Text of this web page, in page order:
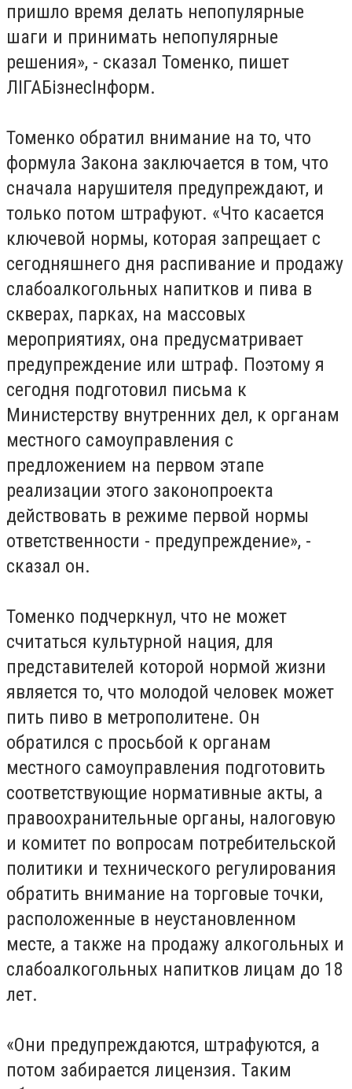
пришло время делать непопулярные
шаги и принимать непопулярные
решения», - сказал Томенко, пишет
ЛIГАБiзнесIнформ.
Томенко обратил внимание на то, что
формула Закона заключается в том, что
сначала нарушителя предупреждают, и
только потом штрафуют. «Что касается
ключевой нормы, которая запрещает с
сегодняшнего дня распивание и продажу
слабоалкогольных напитков и пива в
скверах, парках, на массовых
мероприятиях, она предусматривает
предупреждение или штраф. Поэтому я
сегодня подготовил письма к
Министерству внутренних дел, к органам
местного самоуправления с
предложением на первом этапе
реализации этого законопроекта
действовать в режиме первой нормы
ответственности - предупреждение», -
сказал он.
Томенко подчеркнул, что не может
считаться культурной нация, для
представителей которой нормой жизни
является то, что молодой человек может
пить пиво в метрополитене. Он
обратился с просьбой к органам
местного самоуправления подготовить
соответствующие нормативные акты, а
правоохранительные органы, налоговую
и комитет по вопросам потребительской
политики и технического регулирования
обратить внимание на торговые точки,
расположенные в неустановленном
месте, а также на продажу алкогольных и
слабоалкогольных напитков лицам до 18
лет.
«Они предупреждаются, штрафуются, а
потом забирается лицензия. Таким